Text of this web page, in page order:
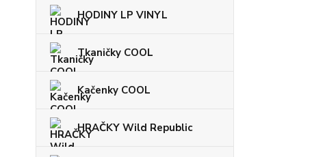
HODINY LP VINYL
Tkaničky COOL
Kačenky COOL
HRAČKY Wild Republic